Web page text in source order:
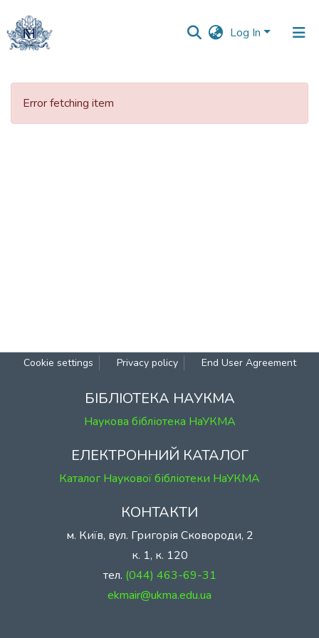
Log In
Error fetching item
Cookie settings Privacy policy End User Agreement
БІБЛІОТЕКА НАУКМА
Наукова бібліотека НаУКМА
ЕЛЕКТРОННИЙ КАТАЛОГ
Каталог Наукової бібліотеки НаУКМА
КОНТАКТИ
м. Київ, вул. Григорія Сковороди, 2
к. 1, к. 120
тел. (044) 463-69-31
ekmair@ukma.edu.ua